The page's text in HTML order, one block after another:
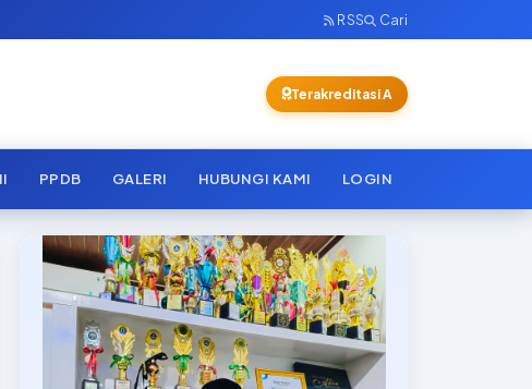
RSS Cari
Terakreditasi A
PPDB GALERI HUBUNGI KAMI LOGIN